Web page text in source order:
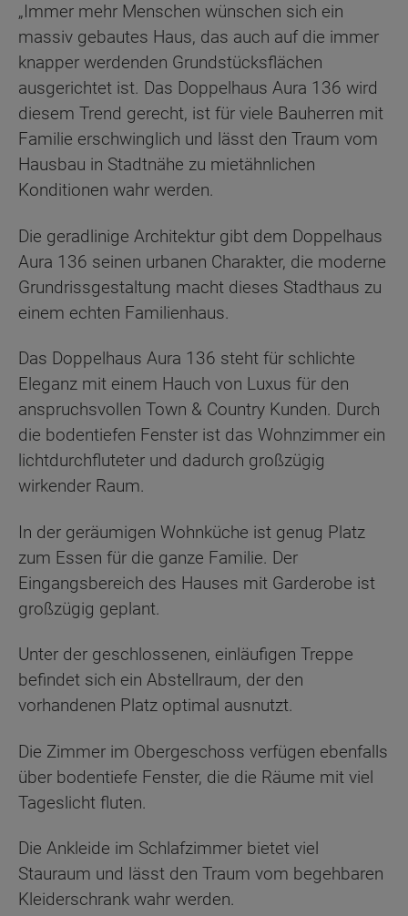
„Immer mehr Menschen wünschen sich ein
massiv gebautes Haus, das auch auf die immer
knapper werdenden Grundstücksflächen
ausgerichtet ist. Das Doppelhaus Aura 136 wird
diesem Trend gerecht, ist für viele Bauherren mit
Familie erschwinglich und lässt den Traum vom
Hausbau in Stadtnähe zu mietähnlichen
Konditionen wahr werden.
Die geradlinige Architektur gibt dem Doppelhaus
Aura 136 seinen urbanen Charakter, die moderne
Grundrissgestaltung macht dieses Stadthaus zu
einem echten Familienhaus.
Das Doppelhaus Aura 136 steht für schlichte
Eleganz mit einem Hauch von Luxus für den
anspruchsvollen Town & Country Kunden. Durch
die bodentiefen Fenster ist das Wohnzimmer ein
lichtdurchfluteter und dadurch großzügig
wirkender Raum.
In der geräumigen Wohnküche ist genug Platz
zum Essen für die ganze Familie. Der
Eingangsbereich des Hauses mit Garderobe ist
großzügig geplant.
Unter der geschlossenen, einläufigen Treppe
befindet sich ein Abstellraum, der den
vorhandenen Platz optimal ausnutzt.
Die Zimmer im Obergeschoss verfügen ebenfalls
über bodentiefe Fenster, die die Räume mit viel
Tageslicht fluten.
Die Ankleide im Schlafzimmer bietet viel
Stauraum und lässt den Traum vom begehbaren
Kleiderschrank wahr werden.